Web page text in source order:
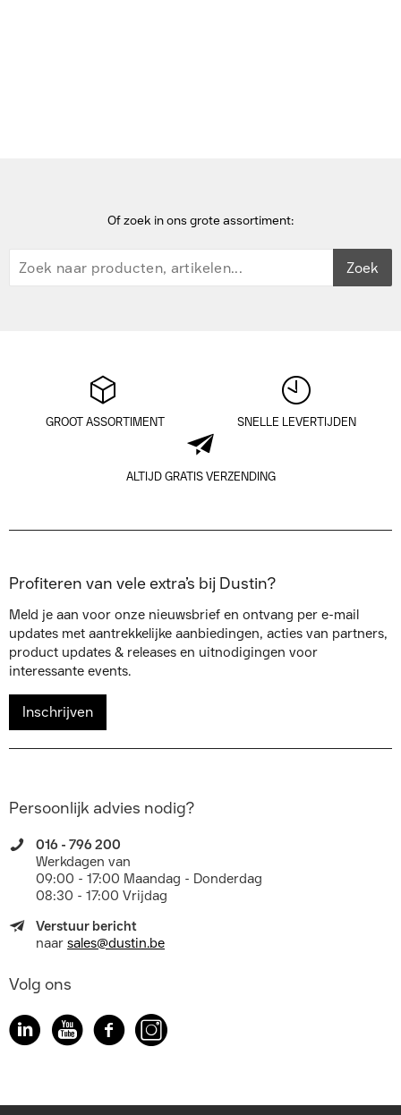
Of zoek in ons grote assortiment:
Zoek
GROOT ASSORTIMENT SNELLE LEVERTIJDEN
ALTIJD GRATIS VERZENDING
Profiteren van vele extra’s bij Dustin?
Meld je aan voor onze nieuwsbrief en ontvang per e-mail
updates met aantrekkelijke aanbiedingen, acties van partners,
product updates & releases en uitnodigingen voor
interessante events.
Inschrijven
Persoonlijk advies nodig?
016 - 796 200
Werkdagen van
09:00 - 17:00 Maandag - Donderdag
08:30 - 17:00 Vrijdag
Verstuur bericht
naar sales@dustin.be
Volg ons